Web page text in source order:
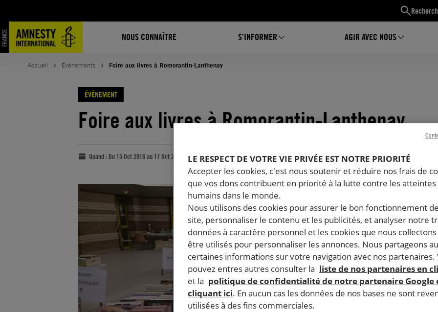
NOUS CONNAÎTRE S’INFORMER AGIR AVEC NOUS
Accueil Évènements Foire aux livres à Romorantin-Lanthenay
ÉVÈNEMENT
Foire aux livres à Romorantin-Lanthenay
Quand : Du 15 Oct 2016 au 17 Oct 2016
LE RESPECT DE VOTRE VIE PRIVÉE EST NOTRE PRIORITÉ
Accepter les cookies, c'est nous soutenir et réduire nos frais de
que vos dons contribuent en priorité à la lutte contre les
humains dans le monde.
Nous utilisons des cookies pour assurer le bon fonctionnement
site, personnaliser le contenu et les publicités, et analyser notre
données à caractère personnel et les cookies que nous
être utilisés pour personnaliser les annonces. Nous partageons
certaines informations sur votre navigation avec nos partenaires.
pouvez entres autres consulter la liste de nos partenaires en
et la politique de confidentialité de notre partenaire Google
cliquant ici. En aucun cas les données de nos bases ne sont
utilisées à des fins commerciales.